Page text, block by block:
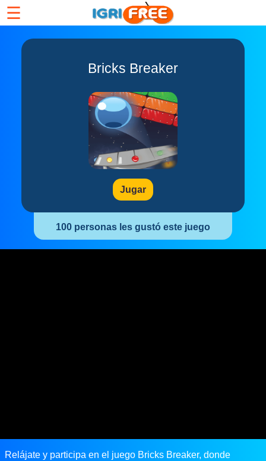
☰
Bricks Breaker
Jugar
100 personas les gustó este juego
Relájate y participa en el juego Bricks Breaker, donde